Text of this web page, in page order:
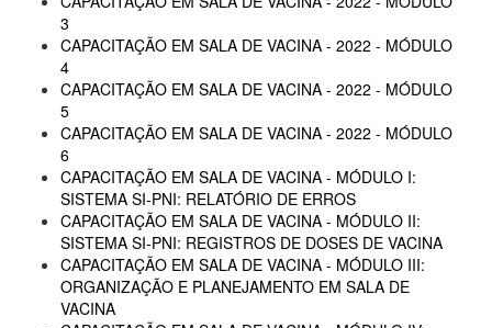
3
CAPACITAÇÃO EM SALA DE VACINA - 2022 - MÓDULO
4
CAPACITAÇÃO EM SALA DE VACINA - 2022 - MÓDULO
5
CAPACITAÇÃO EM SALA DE VACINA - 2022 - MÓDULO
6
CAPACITAÇÃO EM SALA DE VACINA - MÓDULO I:
SISTEMA SI-PNI: RELATÓRIO DE ERROS
CAPACITAÇÃO EM SALA DE VACINA - MÓDULO II:
SISTEMA SI-PNI: REGISTROS DE DOSES DE VACINA
CAPACITAÇÃO EM SALA DE VACINA - MÓDULO III:
ORGANIZAÇÃO E PLANEJAMENTO EM SALA DE
VACINA